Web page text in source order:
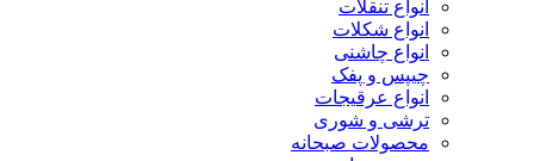
انواع تنقلات
انواع شکلات
انواع چاشنی
چیپس و پفک
انواع عرقیجات
ترشی و شوری
محصولات صبحانه